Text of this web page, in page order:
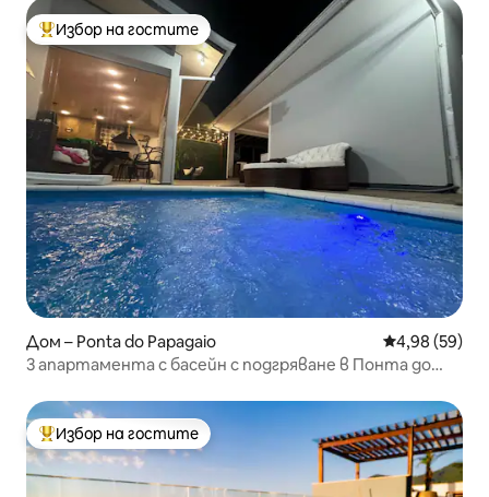
Най-популярен избор на гостите
Избор на гостите
Дом – Ponta do Papagaio Средна
4,98 (59)
3 апартамента с басейн с подгряване в Понта до
Най-популярен избор на гостите
Избор на гостите